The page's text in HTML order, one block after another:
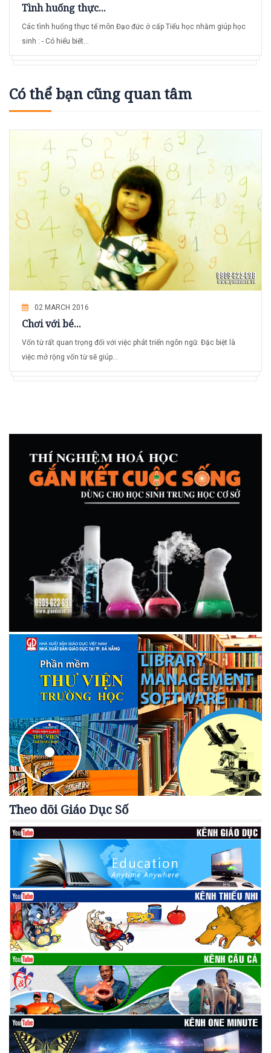
Tình huống thực...
Các tình huống thực tế môn Đạo đức ở cấp Tiểu học nhằm giúp học
sinh : - Có hiểu biết...
Có thể bạn cũng quan tâm
02 MARCH 2016
Chơi với bé...
Vốn từ rất quan trọng đối với việc phát triển ngôn ngữ. Đặc biệt là
việc mở rộng vốn từ sẽ giúp...
Theo dõi Giáo Dục Số